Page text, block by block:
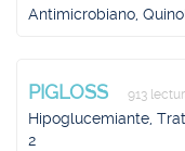
Antimicrobiano,
PIGLOSS 913
Hipoglucemiante,
2